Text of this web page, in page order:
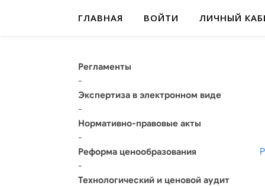
ГЛАВНАЯ ВОЙТИ ЛИЧНЫЙ
Регламенты
-
Экспертиза в электронном виде
-
Нормативно-правовые акты
-
Реформа ценообразования
-
Технологический и ценовой аудит